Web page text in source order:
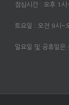
점심시간 : 오후 1시
토요일 : 오전 9시~
일요일 및 공휴일은